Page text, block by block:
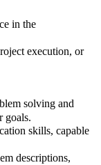
in the
execution, or
solving and
goals.
skills, capable
descriptions,